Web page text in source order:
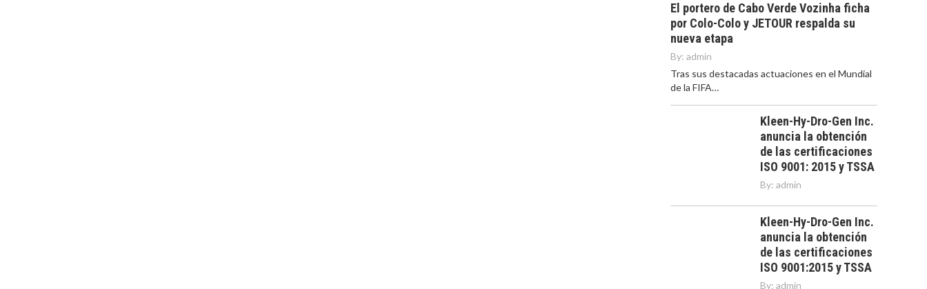
El portero de Cabo Verde Vozinha ficha
por Colo-Colo y JETOUR respalda su
nueva etapa
By: admin
Tras sus destacadas actuaciones en el Mundial
de la FIFA…
Kleen-Hy-Dro-Gen Inc.
anuncia la obtención
de las certificaciones
ISO 9001: 2015 y TSSA
By: admin
Kleen-Hy-Dro-Gen Inc.
anuncia la obtención
de las certificaciones
ISO 9001:2015 y TSSA
By: admin